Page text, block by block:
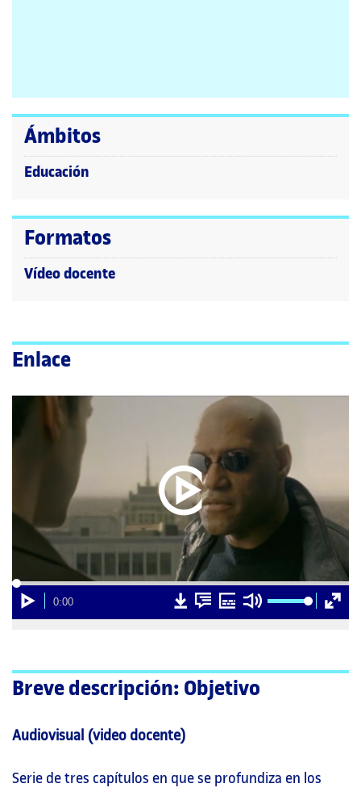
Ámbitos
Educación
Formatos
Vídeo docente
Enlace
Reproducción
Current
0:00
Cargado:
0%
Progreso:
0%
00:00
00:00
Silenciar
Subtítulos
D
o
w
d
t
p
D
o
w
d
v
o
Breve descripción: Objetivo
Audiovisual (video docente)
Serie de tres capítulos en que se profundiza en los